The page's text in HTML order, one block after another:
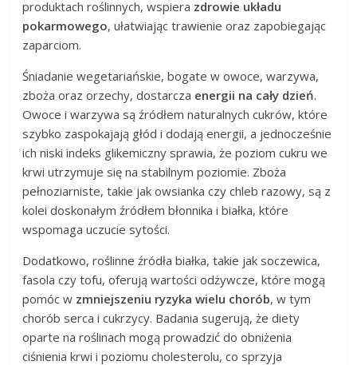
produktach roślinnych, wspiera zdrowie układu
pokarmowego, ułatwiając trawienie oraz zapobiegając
zaparciom.
Śniadanie wegetariańskie, bogate w owoce, warzywa,
zboża oraz orzechy, dostarcza energii na cały dzień.
Owoce i warzywa są źródłem naturalnych cukrów, które
szybko zaspokajają głód i dodają energii, a jednocześnie
ich niski indeks glikemiczny sprawia, że poziom cukru we
krwi utrzymuje się na stabilnym poziomie. Zboża
pełnoziarniste, takie jak owsianka czy chleb razowy, są z
kolei doskonałym źródłem błonnika i białka, które
wspomaga uczucie sytości.
Dodatkowo, roślinne źródła białka, takie jak soczewica,
fasola czy tofu, oferują wartości odżywcze, które mogą
pomóc w zmniejszeniu ryzyka wielu chorób, w tym
chorób serca i cukrzycy. Badania sugerują, że diety
oparte na roślinach mogą prowadzić do obniżenia
ciśnienia krwi i poziomu cholesterolu, co sprzyja